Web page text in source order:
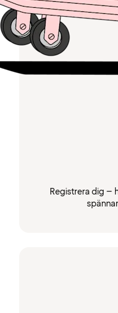
Registrera dig –